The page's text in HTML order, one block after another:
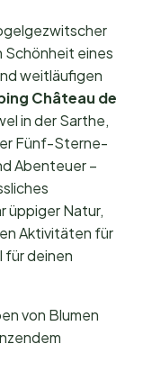
Schönheit eines
weitläufigen
Château de
in der Sarthe,
Fünf-Sterne-
Abenteuer –
üppiger Natur,
Aktivitäten für
für deinen
von Blumen